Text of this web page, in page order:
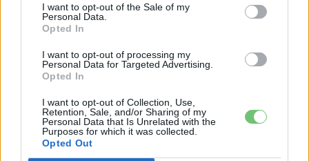
I want to opt-out of the Sale of my
Personal Data.
Opted In
I want to opt-out of processing my
Personal Data for Targeted Advertising.
Opted In
I want to opt-out of Collection, Use,
Retention, Sale, and/or Sharing of my
Personal Data that Is Unrelated with the
Purposes for which it was collected.
Opted Out